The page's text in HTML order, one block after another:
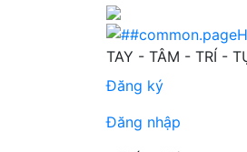
Sự hài lòng của
TAY - TÂM - TRÍ -
Đăng ký
Đăng nhập